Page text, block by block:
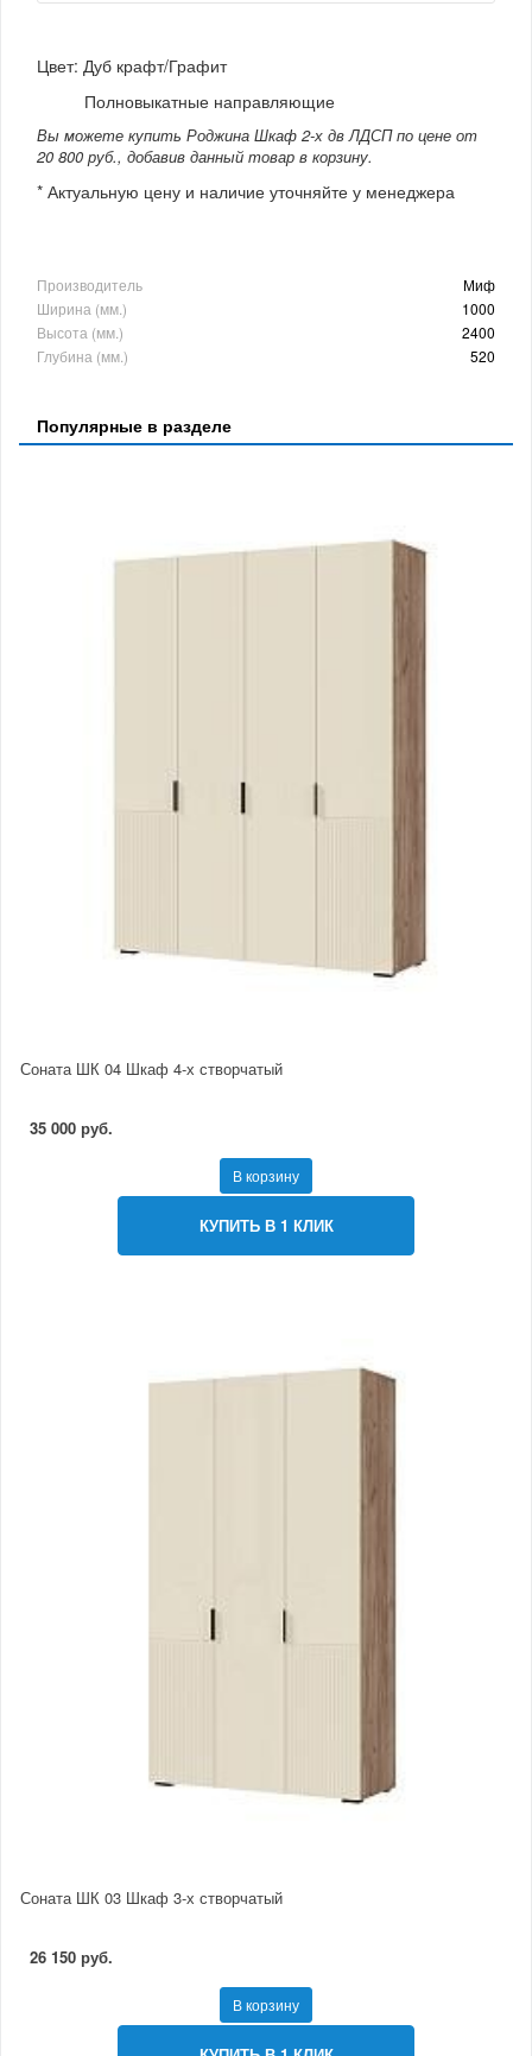
Цвет: Дуб крафт/Графит
Полновыкатные направляющие
Вы можете купить Роджина Шкаф 2-х дв ЛДСП по цене от
20 800 руб., добавив данный товар в корзину.
* Актуальную цену и наличие уточняйте у менеджера
Производитель
Миф
Ширина (мм.)
1000
Высота (мм.)
2400
Глубина (мм.)
520
Популярные в разделе
Соната ШК 04 Шкаф 4-х створчатый
35 000 руб.
В корзину
КУПИТЬ В 1 КЛИК
Соната ШК 03 Шкаф 3-х створчатый
26 150 руб.
В корзину